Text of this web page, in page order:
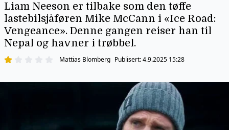
Liam Neeson er tilbake som den tøffe
lastebilsjåføren Mike McCann i «Ice Road:
Vengeance». Denne gangen reiser han til
Nepal og havner i trøbbel.
Mattias Blomberg Publisert:4.9.2025 15:28